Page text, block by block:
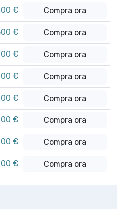
€ Compra ora
€ Compra ora
€ Compra ora
€ Compra ora
€ Compra ora
€ Compra ora
€ Compra ora
€ Compra ora